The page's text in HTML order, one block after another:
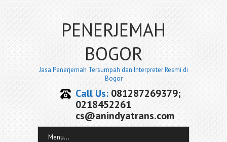
PENERJEMAH
BOGOR
Jasa Penerjemah Tersumpah dan Interpreter Resmi di
Bogor
Call Us:081287269379;
0218452261
cs@anindyatrans.com
Menu...